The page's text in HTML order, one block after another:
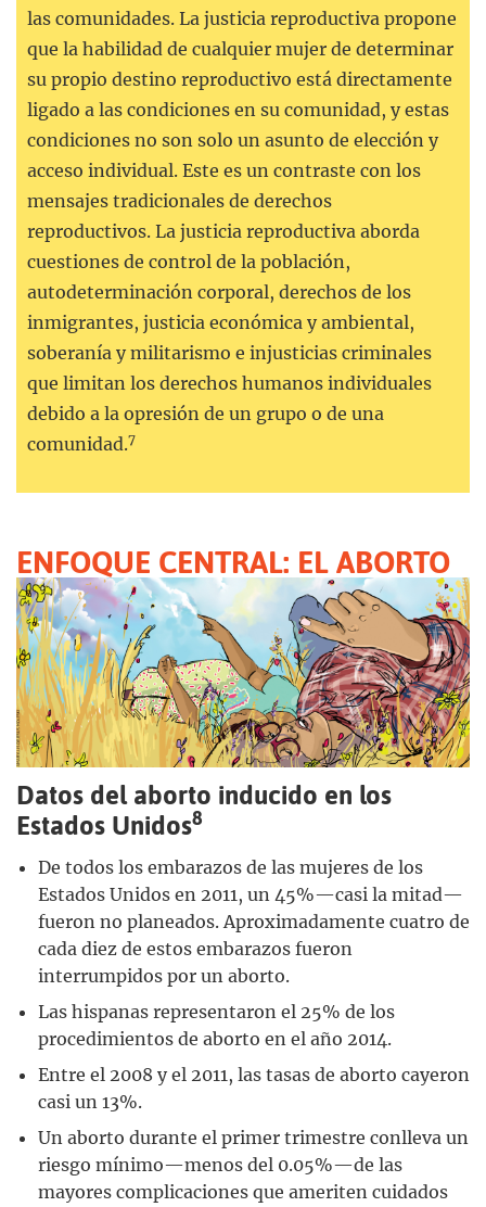
las comunidades. La justicia reproductiva propone
que la habilidad de cualquier mujer de determinar
su propio destino reproductivo está directamente
ligado a las condiciones en su comunidad, y estas
condiciones no son solo un asunto de elección y
acceso individual. Este es un contraste con los
mensajes tradicionales de derechos
reproductivos. La justicia reproductiva aborda
cuestiones de control de la población,
autodeterminación corporal, derechos de los
inmigrantes, justicia económica y ambiental,
soberanía y militarismo e injusticias criminales
que limitan los derechos humanos individuales
debido a la opresión de un grupo o de una
comunidad.7
ENFOQUE CENTRAL: EL ABORTO
Datos del aborto inducido en los
Estados Unidos8
De todos los embarazos de las mujeres de los
Estados Unidos en 2011, un 45%—casi la mitad—
fueron no planeados. Aproximadamente cuatro de
cada diez de estos embarazos fueron
interrumpidos por un aborto.
Las hispanas representaron el 25% de los
procedimientos de aborto en el año 2014.
Entre el 2008 y el 2011, las tasas de aborto cayeron
casi un 13%.
Un aborto durante el primer trimestre conlleva un
riesgo mínimo—menos del 0.05%—de las
mayores complicaciones que ameriten cuidados